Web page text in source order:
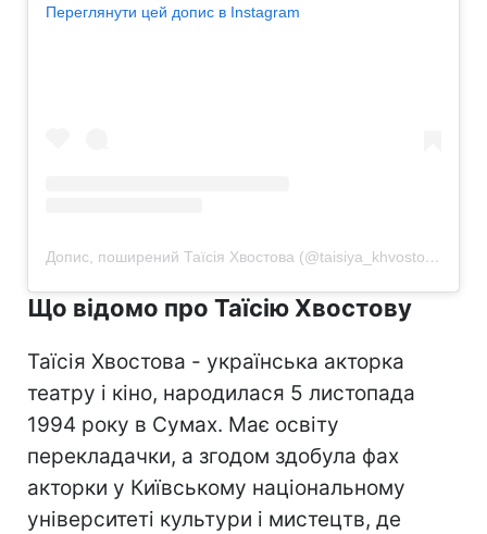
Переглянути цей допис в Instagram
Допис, поширений Таїсія Хвостова (@taisiya_khvostova)
Що відомо про Таїсію Хвостову
Таїсія Хвостова - українська акторка
театру і кіно, народилася 5 листопада
1994 року в Сумах. Має освіту
перекладачки, а згодом здобула фах
акторки у Київському національному
університеті культури і мистецтв, де